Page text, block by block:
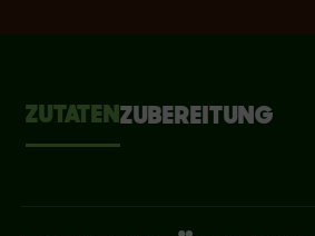
ZUTATEN ZUBEREITUNG